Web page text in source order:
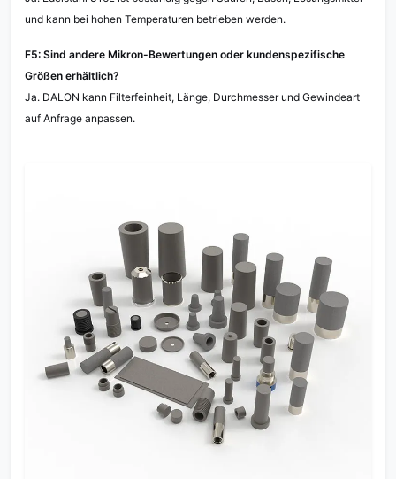
und kann bei hohen Temperaturen betrieben werden.
F5: Sind andere Mikron-Bewertungen oder kundenspezifische
Größen erhältlich?
Ja. DALON kann Filterfeinheit, Länge, Durchmesser und Gewindeart
auf Anfrage anpassen.